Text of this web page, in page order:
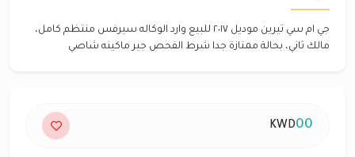
جي ام سي تيرين موديل ٢٠١٧ للبيع وارد الوكاله سيرفس منتظم كامل،
مالك ثاني، بحالة ممتازة جدا شرط الفحص جير ماكينه شاصي
00
KWD